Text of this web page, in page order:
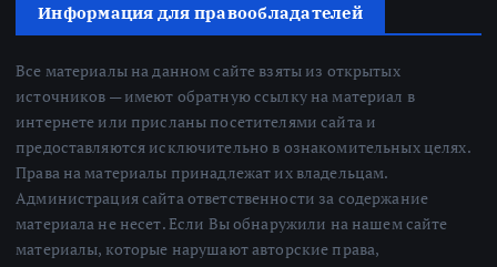
Информация для правообладателей
Все материалы на данном сайте взяты из открытых
источников — имеют обратную ссылку на материал в
интернете или присланы посетителями сайта и
предоставляются исключительно в ознакомительных целях.
Права на материалы принадлежат их владельцам.
Администрация сайта ответственности за содержание
материала не несет. Если Вы обнаружили на нашем сайте
материалы, которые нарушают авторские права,